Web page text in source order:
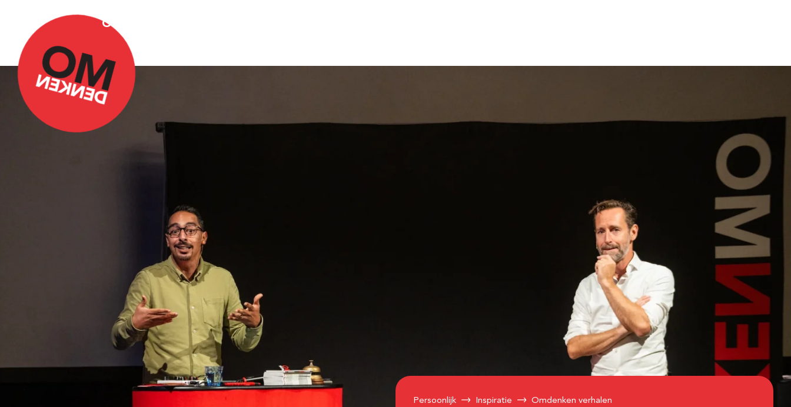
Over Omdenken
Persoonlijk Inspiratie Omdenken verhalen